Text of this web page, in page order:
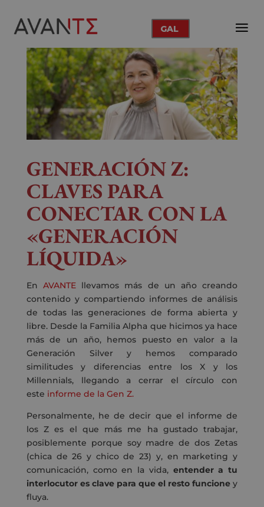
GAL
GENERACIÓN Z:
CLAVES PARA
CONECTAR CON LA
«GENERACIÓN
LÍQUIDA»
En AVANTE llevamos más de un año creando
contenido y compartiendo informes de análisis
de todas las generaciones de forma abierta y
libre. Desde la Familia Alpha que hicimos ya hace
más de un año, hemos puesto en valor a la
Generación Silver y hemos comparado
similitudes y diferencias entre los X y los
Millennials, llegando a cerrar el círculo con
este informe de la Gen Z.
Personalmente, he de decir que el informe de
los Z es el que más me ha gustado trabajar,
posiblemente porque soy madre de dos Zetas
(chica de 26 y chico de 23) y, en marketing y
comunicación, como en la vida, entender a tu
interlocutor es clave para que el resto funcione y
fluya.